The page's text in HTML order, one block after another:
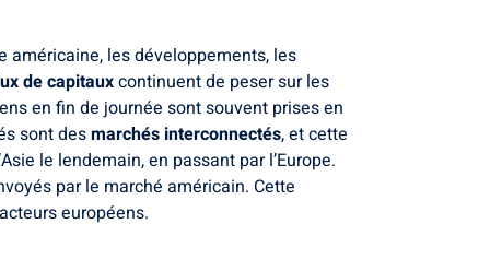
américaine, les développements, les
de capitauxcontinuent de peser sur les
en fin de journée sont souvent prises en
sont desmarchés interconnectés, et cette
le lendemain, en passant par l’Europe.
par le marché américain. Cette
européens.